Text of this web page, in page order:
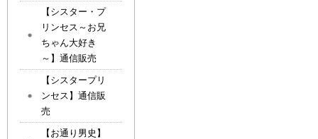
【シスター・プ
リンセス～お兄
ちゃん大好き
～】通信販売
【シスタープリ
ンセス】通信販
売
【お通り男史】